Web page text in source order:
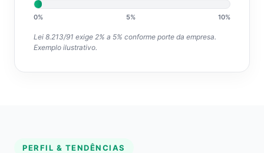
0% 5% 10%
Lei 8.213/91 exige 2% a 5% conforme porte da empresa.
Exemplo ilustrativo.
PERFIL & TENDÊNCIAS